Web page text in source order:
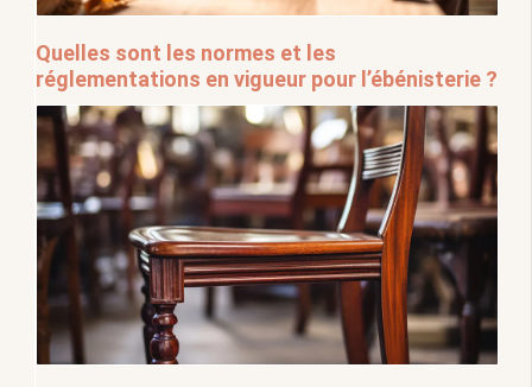
Quelles sont les normes et les
réglementations en vigueur pour l’ébénisterie ?